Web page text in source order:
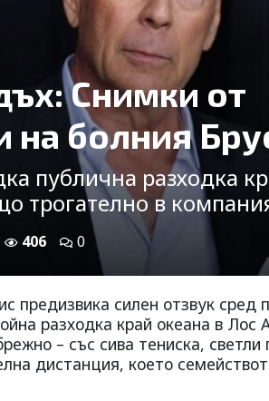
Снимки от
на болния
публична разходка
трогателно в
406 0
предизвика силен отзвук сред
разходка край океана в Лос
– със сива тениска,
дистанция, което